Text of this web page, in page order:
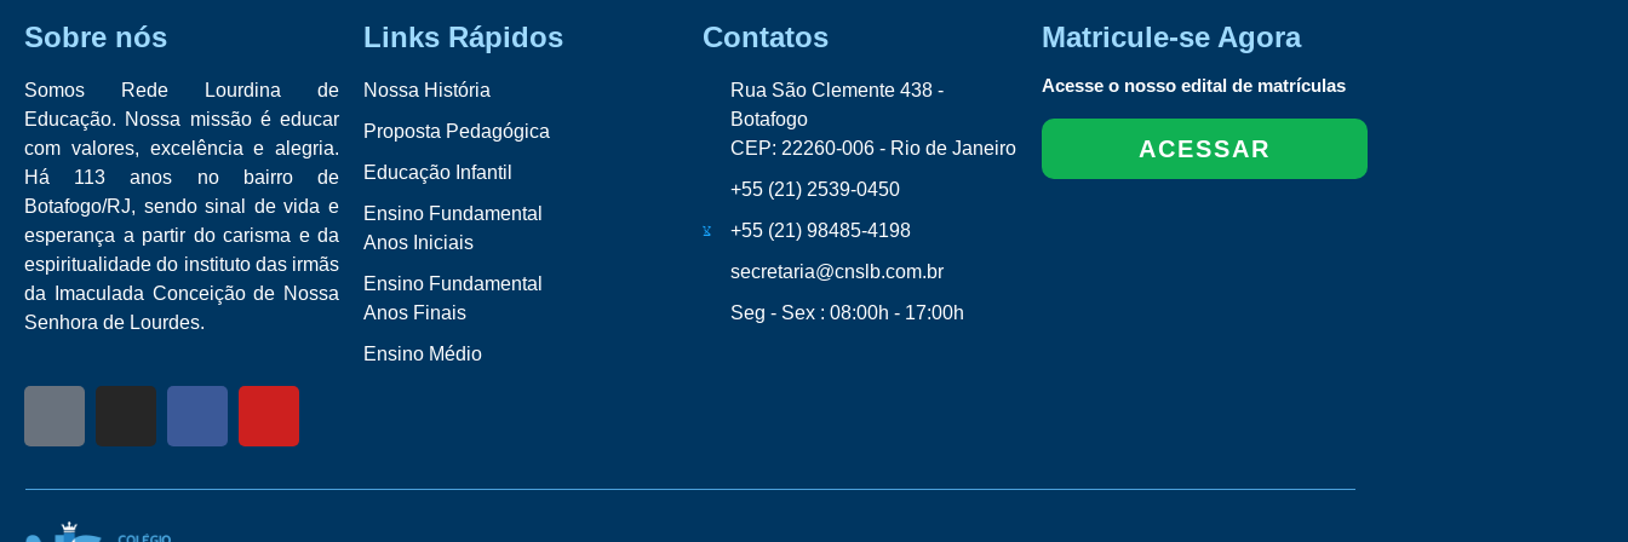
Sobre nós
Somos Rede Lourdina de
Educação. Nossa missão é educar
com valores, excelência e alegria.
Há 113 anos no bairro de
Botafogo/RJ, sendo sinal de vida e
esperança a partir do carisma e da
espiritualidade do instituto das irmãs
da Imaculada Conceição de Nossa
Senhora de Lourdes.
Links Rápidos
Nossa História
Proposta Pedagógica
Educação Infantil
Ensino Fundamental
Anos Iniciais
Ensino Fundamental
Anos Finais
Ensino Médio
Contatos
Rua São Clemente 438 -
Botafogo
CEP: 22260-006 - Rio de Janeiro
+55 (21) 2539-0450
+55 (21) 98485-4198
secretaria@cnslb.com.br
Seg - Sex : 08:00h - 17:00h
Matricule-se Agora
Acesse o nosso edital de matrículas
ACESSAR